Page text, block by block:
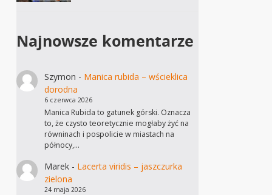
Najnowsze komentarze
Szymon - Manica rubida – wścieklica
dorodna
6 czerwca 2026
Manica Rubida to gatunek górski. Oznacza
to, że czysto teoretycznie mogłaby żyć na
równinach i pospolicie w miastach na
północy,…
Marek- Lacerta viridis – jaszczurka
zielona
24 maja 2026